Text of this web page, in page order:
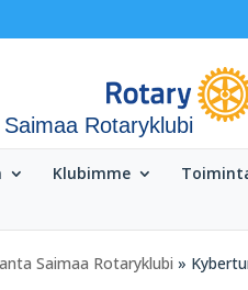
Rotaryklubi
Klubimme
Saimaa Rotaryklubi »